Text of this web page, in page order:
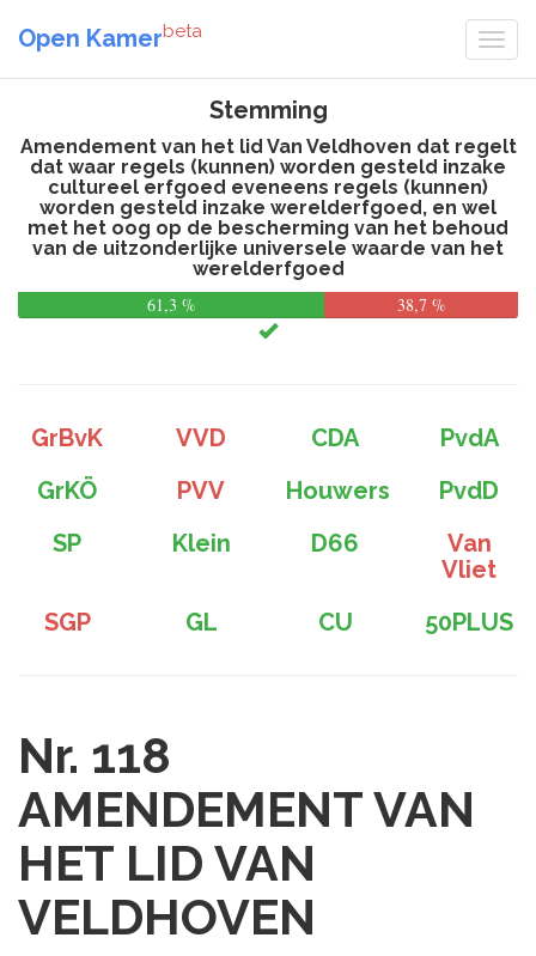
Open Kamerbeta
Stemming
Amendement van het lid Van Veldhoven dat regelt
dat waar regels (kunnen) worden gesteld inzake
cultureel erfgoed eveneens regels (kunnen)
worden gesteld inzake werelderfgoed, en wel
met het oog op de bescherming van het behoud
van de uitzonderlijke universele waarde van het
werelderfgoed
61,3 %
38,7 %
GrBvK VVD CDA
PvdA
GrKÖ
PVV Houwers
PvdD
SP
Klein D66
Van
Vliet
SGP
GL CU 50PLUS
Nr. 118
AMENDEMENT VAN
HET LID VAN
VELDHOVEN